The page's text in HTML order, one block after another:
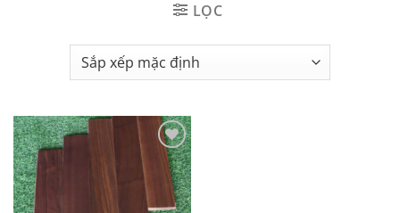
LỌC
Add to
wishlist